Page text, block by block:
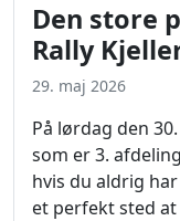
Den store
Rally
29. maj 2026
På lørdag den
som er 3.
hvis du aldrig
et perfekt sted